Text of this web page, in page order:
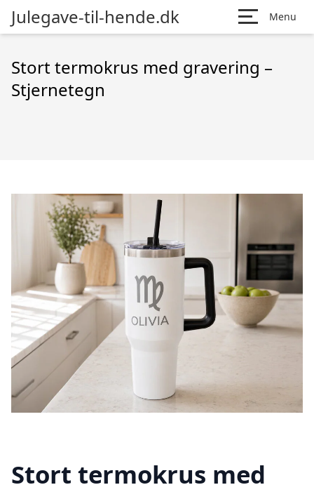
Julegave-til-hende.dk Menu
Stort termokrus med gravering –
Stjernetegn
Stort termokrus med